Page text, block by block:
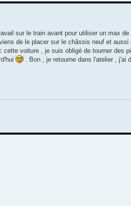
sur le train avant pour utiliser un max de
de le placer sur le châssis neuf et aussi
voiture , je suis obligé de tourner des
. Bon , je retourne dans l'atelier , j'ai